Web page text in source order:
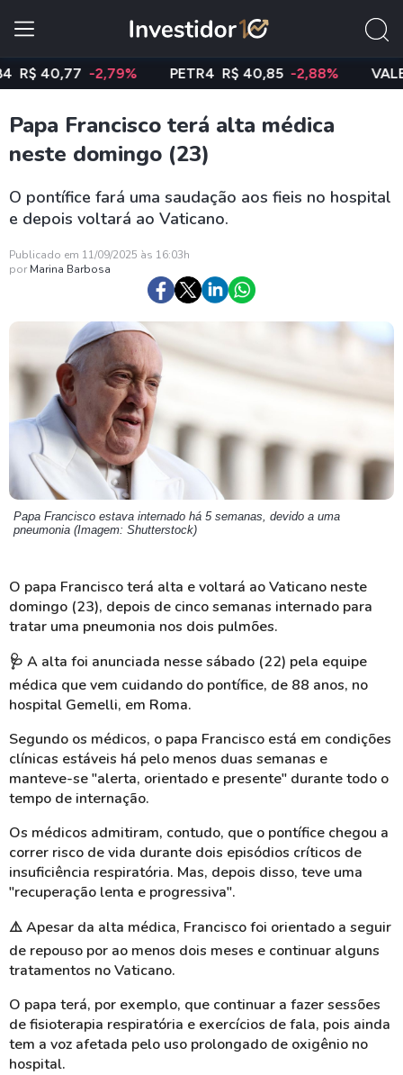
40,77 -2,79% PETR4 R$ 40,85 -2,88% VALE3
Papa Francisco terá alta médica
neste domingo (23)
O pontífice fará uma saudação aos fieis no hospital
e depois voltará ao Vaticano.
Publicado em 11/09/2025 às 16:03h
por Marina Barbosa
Papa Francisco estava internado há 5 semanas, devido a uma
pneumonia (Imagem: Shutterstock)
O papa Francisco terá alta e voltará ao Vaticano neste
domingo (23), depois de cinco semanas internado para
tratar uma pneumonia nos dois pulmões.
🩺 A alta foi anunciada nesse sábado (22) pela equipe
médica que vem cuidando do pontífice, de 88 anos, no
hospital Gemelli, em Roma.
Segundo os médicos, o papa Francisco está em condições
clínicas estáveis há pelo menos duas semanas e
manteve-se "alerta, orientado e presente" durante todo o
tempo de internação.
Os médicos admitiram, contudo, que o pontífice chegou a
correr risco de vida durante dois episódios críticos de
insuficiência respiratória. Mas, depois disso, teve uma
"recuperação lenta e progressiva".
⚠️Apesar da alta médica, Francisco foi orientado a seguir
de repouso por ao menos dois meses e continuar alguns
tratamentos no Vaticano.
O papa terá, por exemplo, que continuar a fazer sessões
de fisioterapia respiratória e exercícios de fala, pois ainda
tem a voz afetada pelo uso prolongado de oxigênio no
hospital.